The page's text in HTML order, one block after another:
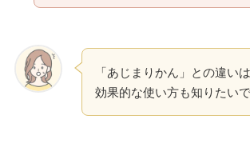
「あじまりかん」との違い
効果的な使い方も知りたいで